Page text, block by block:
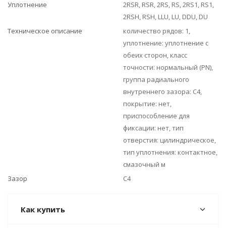
Уплотнение
2RSR, RSR, 2RS, RS, 2RS1, RS1,
2RSH, RSH, LLU, LU, DDU, DU
Техническое описание
количество рядов: 1,
уплотнение: уплотнение с
обеих сторон, класс
точности: нормальный (PN),
группа радиального
внутреннего зазора: C4,
покрытие: нет,
приспособление для
фиксации: нет, тип
отверстия: цилиндрическое,
тип уплотнения: контактное,
смазочный м
Зазор
C4
Как купить